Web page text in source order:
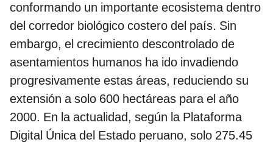
conformando un importante ecosistema dentro
del corredor biológico costero del país. Sin
embargo, el crecimiento descontrolado de
asentamientos humanos ha ido invadiendo
progresivamente estas áreas, reduciendo su
extensión a solo 600 hectáreas para el año
2000. En la actualidad, según la Plataforma
Digital Única del Estado peruano, solo 275.45